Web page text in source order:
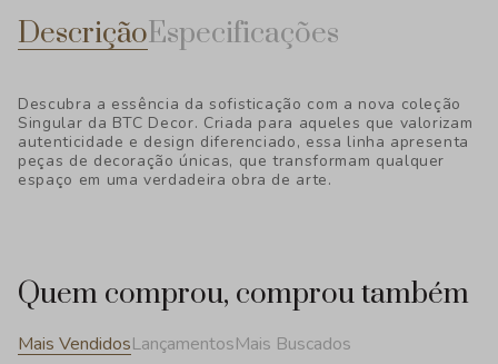
DescriçãoEspecificações
Descubra a essência da sofisticação com a nova coleção
Singular da BTC Decor. Criada para aqueles que valorizam
autenticidade e design diferenciado, essa linha apresenta
peças de decoração únicas, que transformam qualquer
espaço em uma verdadeira obra de arte.
Quem comprou, comprou também
Mais VendidosLançamentosMais Buscados